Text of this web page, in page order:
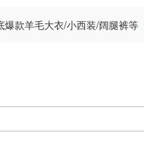
款羊毛大衣/小西装/阔腿裤等